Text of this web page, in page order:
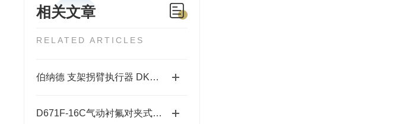
相关文章
RELATED ARTICLES
伯纳德 支架拐臂执行器 DKJ-3100 规格齐全
D671F-16C气动衬氟对夹式蝶阀的参数